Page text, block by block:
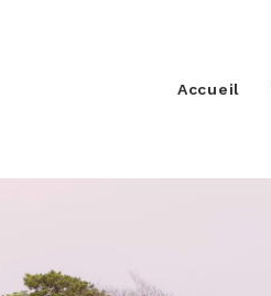
Accueil